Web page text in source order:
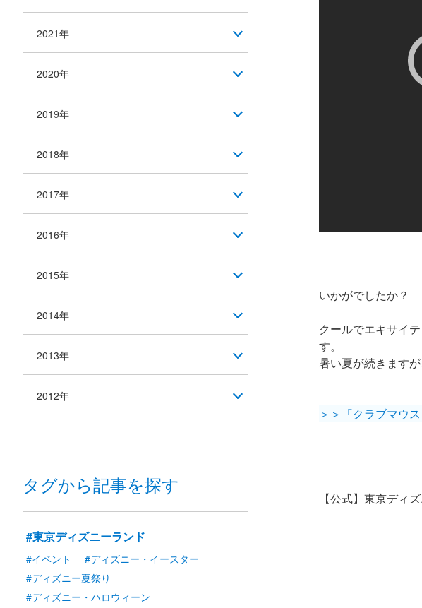
いかがでしたか？
クールでエキサイ
す。
暑い夏が続きます
＞＞「クラブマウ
【公式】東京ディ
2021年
2020年
2019年
2018年
2017年
2016年
2015年
2014年
2013年
2012年
タグから記事を探す
#東京ディズニーランド
#イベント
#ディズニー・イースター
#ディズニー夏祭り
#ディズニー・ハロウィーン